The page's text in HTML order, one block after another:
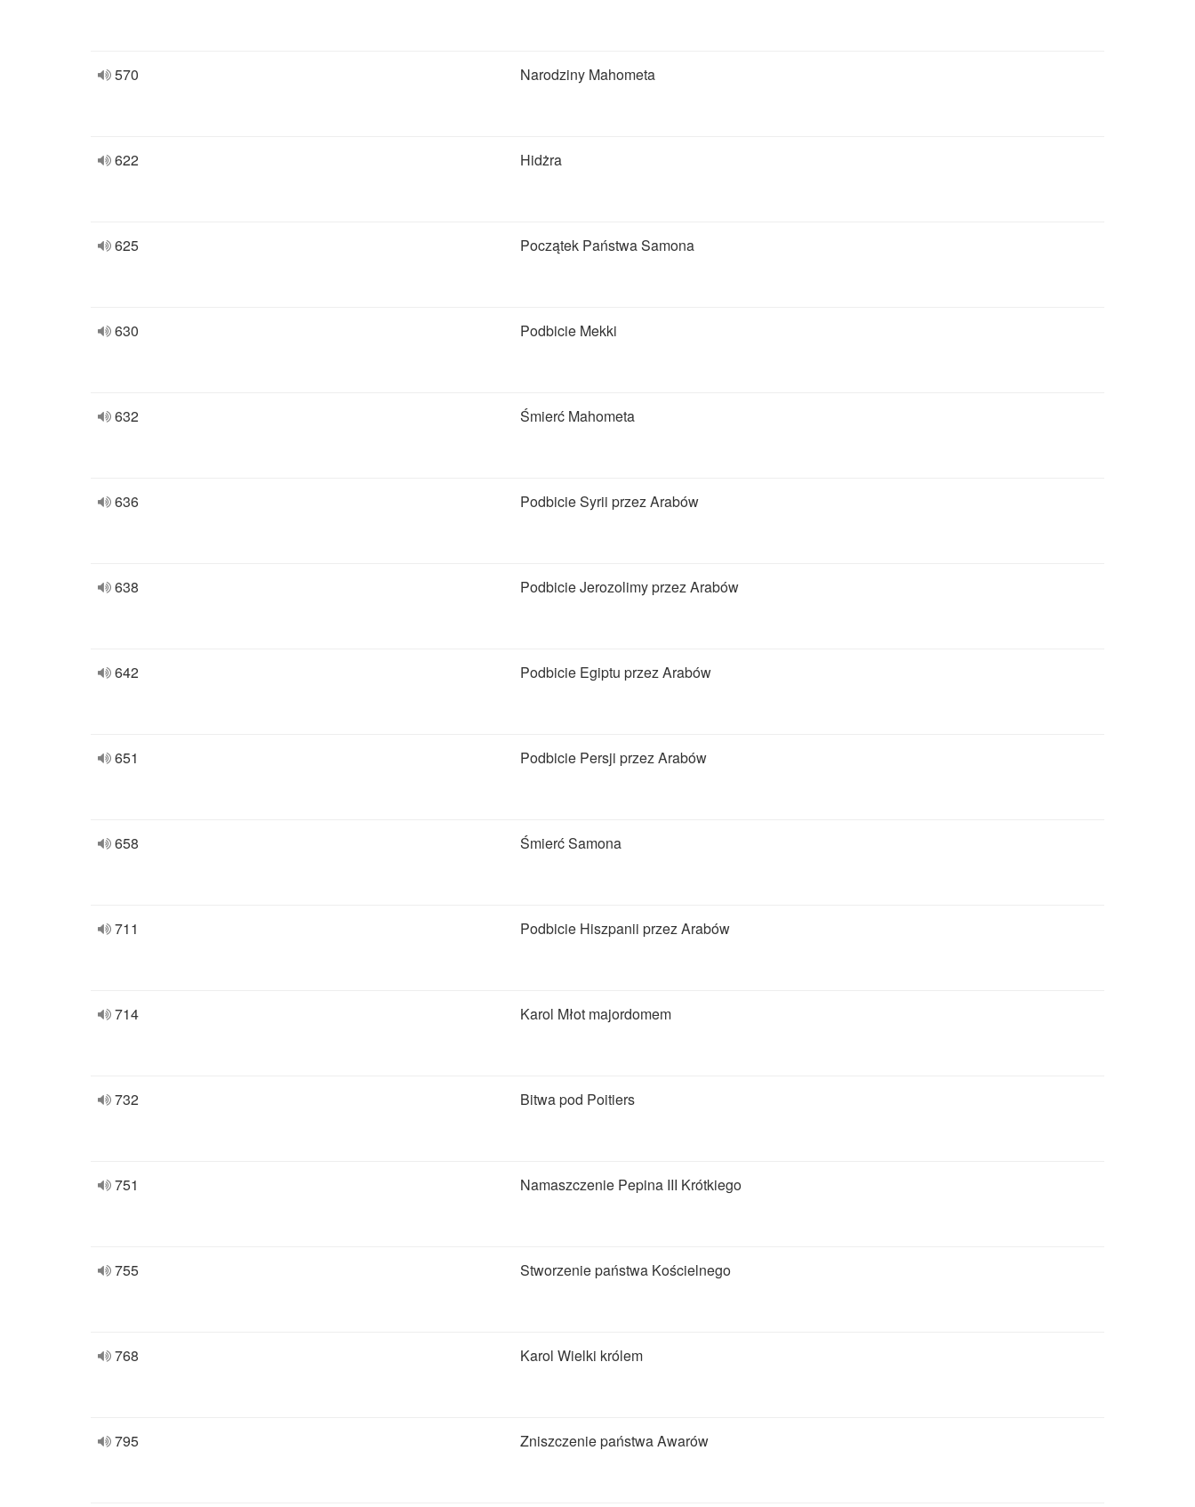
570 Narodziny Mahometa
622 Hidżra
625 Początek Państwa Samona
630 Podbicie Mekki
632 Śmierć Mahometa
636 Podbicie Syrii przez Arabów
638 Podbicie Jerozolimy przez Arabów
642 Podbicie Egiptu przez Arabów
651 Podbicie Persji przez Arabów
658 Śmierć Samona
711 Podbicie Hiszpanii przez Arabów
714 Karol Młot majordomem
732 Bitwa pod Poitiers
751 Namaszczenie Pepina III Krótkiego
755 Stworzenie państwa Kościelnego
768 Karol Wielki królem
795 Zniszczenie państwa Awarów